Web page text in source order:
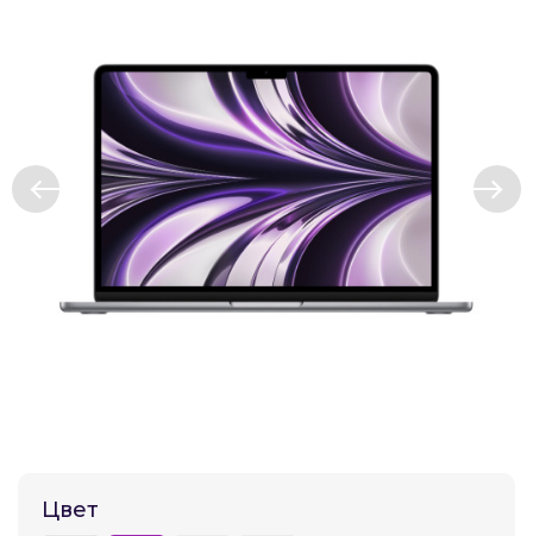
Цвет
График платежей
Сегодня
25
Добавляйте товары
Получайте товар